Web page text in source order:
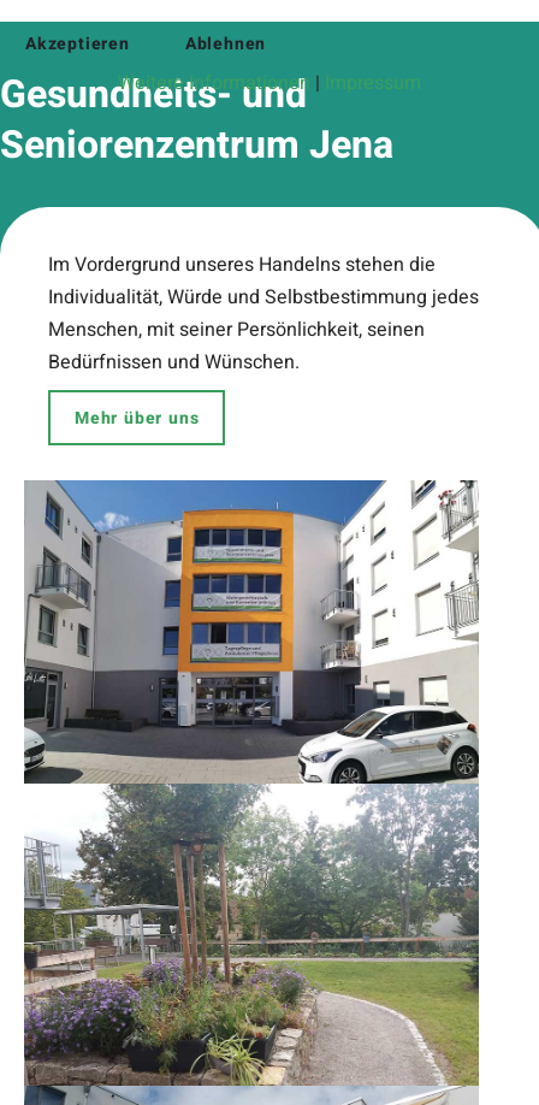
Gesundheits- und
Seniorenzentrum Jena
Im Vordergrund unseres Handelns stehen die
Individualität, Würde und Selbstbestimmung jedes
Menschen, mit seiner Persönlichkeit, seinen
Bedürfnissen und Wünschen.
Mehr über uns
Akzeptieren Ablehnen
Weitere Informationen | Impressum